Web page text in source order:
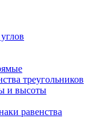
треугольников
и высоты
равенства